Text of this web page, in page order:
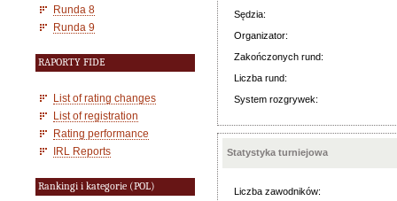
Runda 8
Runda 9
RAPORTY FIDE
List of rating changes
List of registration
Rating performance
IRL Reports
Rankingi i kategorie (POL)
Sędzia:
Organizator:
Zakończonych rund:
Liczba rund:
System rozgrywek:
Statystyka turniejowa
Liczba zawodników: